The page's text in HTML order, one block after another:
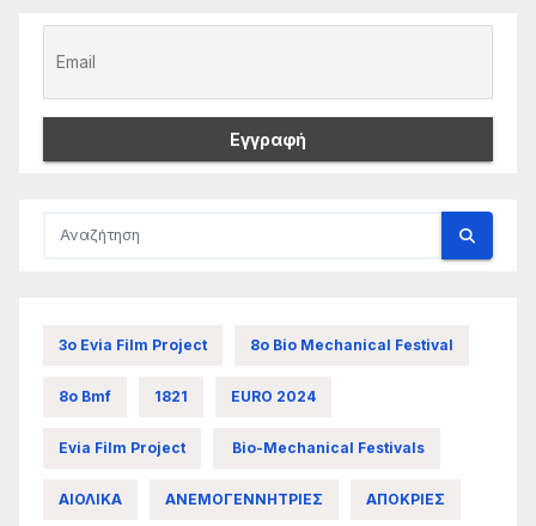
3ο Evia Film Project 8ο Bio Mechanical Festival
8ο Bmf 1821 EURO 2024
Evia Film Project Bio-Mechanical Festivals
ΑΙΟΛΙΚΑ ΑΝΕΜΟΓΕΝΝΗΤΡΙΕΣ ΑΠΟΚΡΙΕΣ